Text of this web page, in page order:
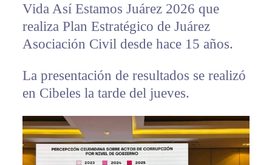
Vida Así Estamos Juárez 2026 que
realiza Plan Estratégico de Juárez
Asociación Civil desde hace 15 años.
La presentación de resultados se realizó
en Cibeles la tarde del jueves.